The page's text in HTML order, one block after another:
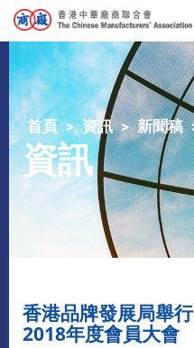
首頁 資訊 新聞稿
資訊
香港品牌發展局舉行
2018年度會員大會